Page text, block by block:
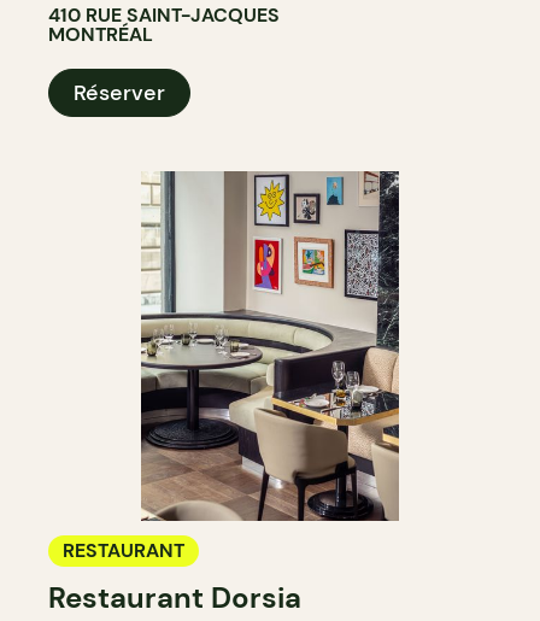
410 RUE SAINT-JACQUES
MONTRÉAL
Réserver
RESTAURANT
Restaurant Dorsia